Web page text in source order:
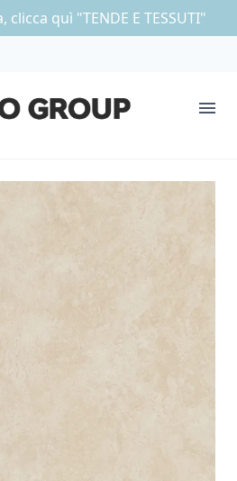
quì "TENDE E TESSUTI"